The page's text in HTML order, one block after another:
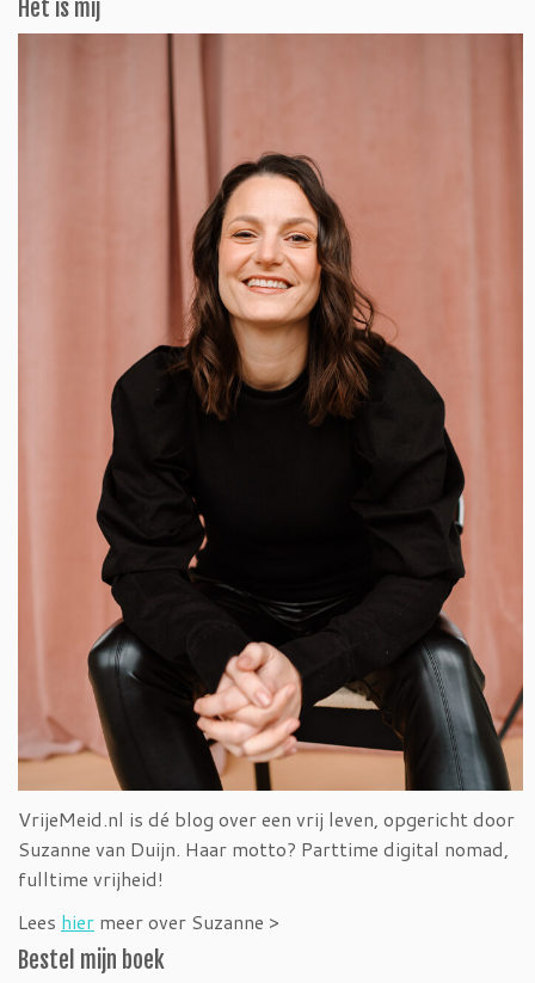
Het is mij
VrijeMeid.nl is dé blog over een vrij leven, opgericht door
Suzanne van Duijn. Haar motto? Parttime digital nomad,
fulltime vrijheid!
Lees hier meer over Suzanne >
Bestel mijn boek